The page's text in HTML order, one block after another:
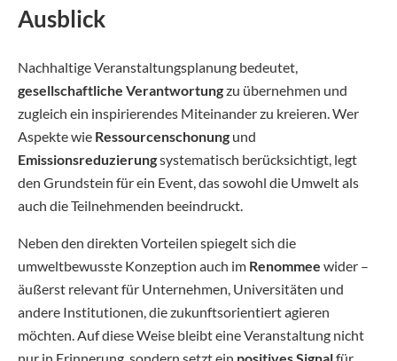
Ausblick
Nachhaltige Veranstaltungsplanung bedeutet,
gesellschaftliche Verantwortungzu übernehmen und
zugleich ein inspirierendes Miteinander zu kreieren. Wer
Aspekte wie Ressourcenschonung und
Emissionsreduzierungsystematisch berücksichtigt, legt
den Grundstein für ein Event, das sowohl die Umwelt als
auch die Teilnehmenden beeindruckt.
Neben den direkten Vorteilen spiegelt sich die
umweltbewusste Konzeption auch im Renommee wider –
äußerst relevant für Unternehmen, Universitäten und
andere Institutionen, die zukunftsorientiert agieren
möchten. Auf diese Weise bleibt eine Veranstaltung nicht